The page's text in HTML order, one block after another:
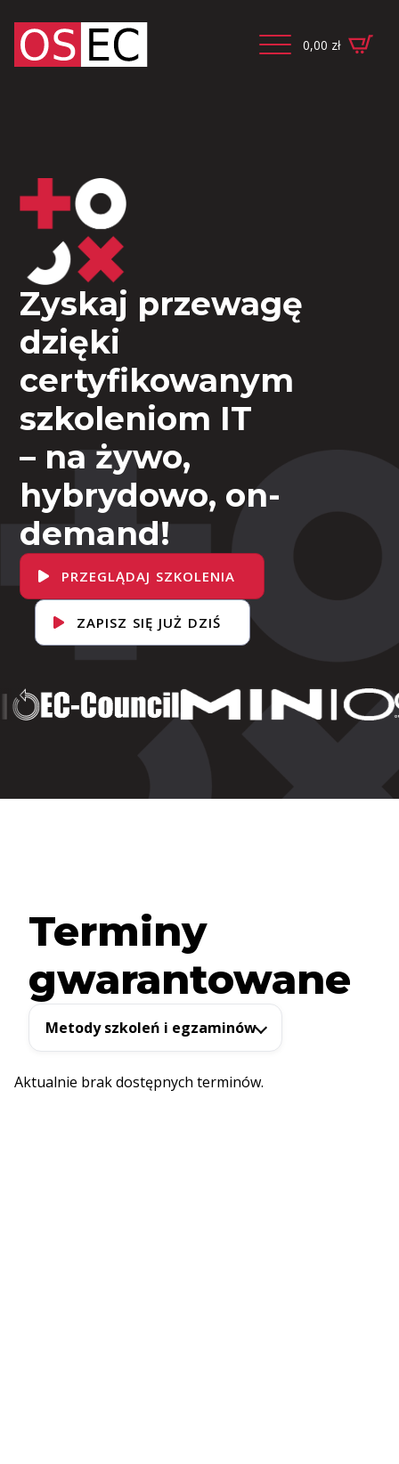
0,00 zł
Zyskaj przewagę
dzięki
certyfikowanym
szkoleniom IT
– na żywo,
hybrydowo, on-
demand!
PRZEGLĄDAJ SZKOLENIA
ZAPISZ SIĘ JUŻ DZIŚ
Terminy
gwarantowane
Metody szkoleń i egzaminów
Aktualnie brak dostępnych terminów.